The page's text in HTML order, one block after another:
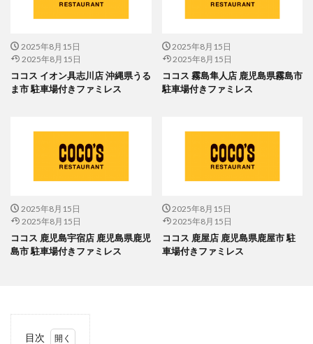
2025年8月15日
2025年8月15日
ココス イオン具志川店 沖縄県うる
ま市 駐車場付きファミレス
2025年8月15日
2025年8月15日
ココス 霧島隼人店 鹿児島県霧島市
駐車場付きファミレス
2025年8月15日
2025年8月15日
ココス 鹿児島宇宿店 鹿児島県鹿児
島市 駐車場付きファミレス
2025年8月15日
2025年8月15日
ココス 鹿屋店 鹿児島県鹿屋市 駐
車場付きファミレス
目次